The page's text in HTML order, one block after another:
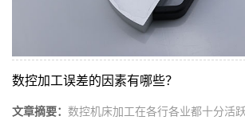
数控加工误差的因素有哪些？
文章摘要： 数控机床加工在各行各业都十分活